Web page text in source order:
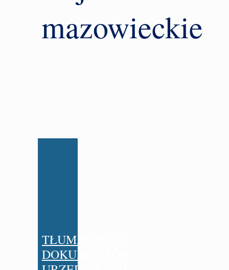
mazowieckie
TŁUMACZENIA
DOKUMENTÓW